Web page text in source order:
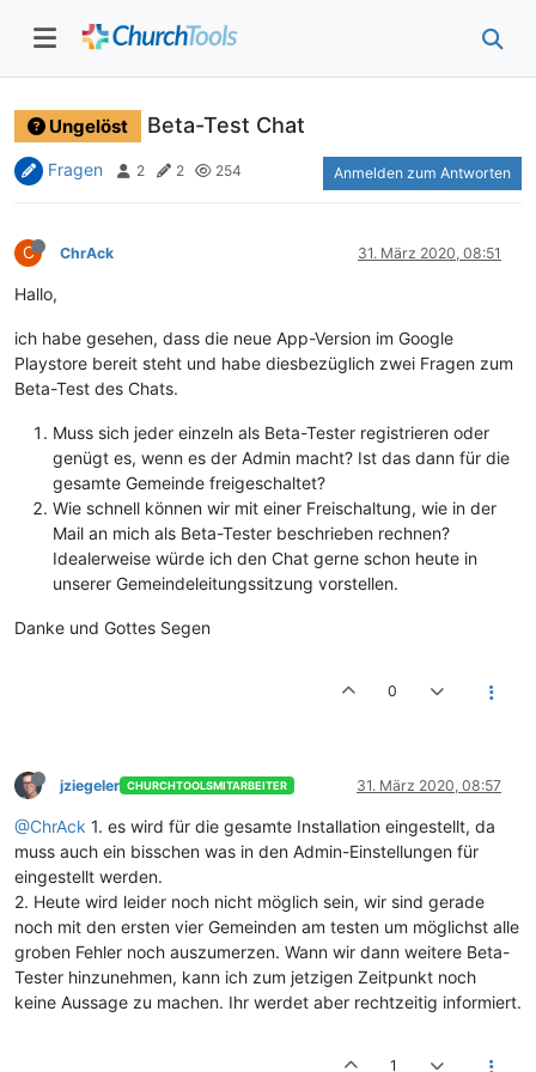
Ungelöst Beta-Test Chat
Fragen 2 2 254 Anmelden zum Antworten
C ChrAck 31. März 2020, 08:51
Hallo,
ich habe gesehen, dass die neue App-Version im Google
Playstore bereit steht und habe diesbezüglich zwei Fragen zum
Beta-Test des Chats.
Muss sich jeder einzeln als Beta-Tester registrieren oder
genügt es, wenn es der Admin macht? Ist das dann für die
gesamte Gemeinde freigeschaltet?
Wie schnell können wir mit einer Freischaltung, wie in der
Mail an mich als Beta-Tester beschrieben rechnen?
Idealerweise würde ich den Chat gerne schon heute in
unserer Gemeindeleitungssitzung vorstellen.
Danke und Gottes Segen
0
jziegeler CHURCHTOOLSMITARBEITER 31. März 2020, 08:57
@ChrAck 1. es wird für die gesamte Installation eingestellt, da
muss auch ein bisschen was in den Admin-Einstellungen für
eingestellt werden.
2. Heute wird leider noch nicht möglich sein, wir sind gerade
noch mit den ersten vier Gemeinden am testen um möglichst alle
groben Fehler noch auszumerzen. Wann wir dann weitere Beta-
Tester hinzunehmen, kann ich zum jetzigen Zeitpunkt noch
keine Aussage zu machen. Ihr werdet aber rechtzeitig informiert.
1